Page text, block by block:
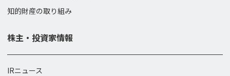
知的財産の取り組み
株主・投資家情報
IRニュース